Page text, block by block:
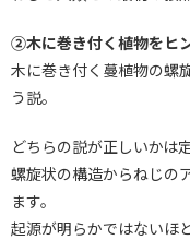
②木に巻き付く植物をヒ
木に巻き付く蔓植物の螺
う説。
どちらの説が正しいかは
螺旋状の構造からねじの
ます。
起源が明らかではないほ